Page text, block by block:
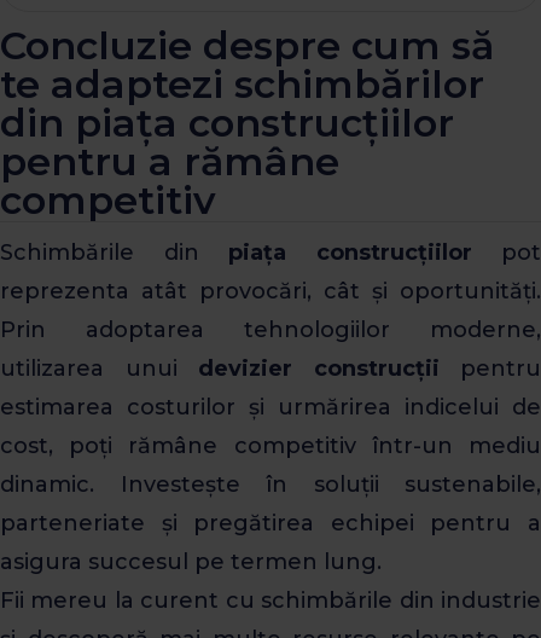
Concluzie despre cum să
te adaptezi schimbărilor
din piața construcțiilor
pentru a rămâne
competitiv
Schimbările din piața construcțiilor pot
reprezenta atât provocări, cât și oportunități.
Prin adoptarea tehnologiilor moderne,
utilizarea unui devizier construcții pentru
estimarea costurilor și urmărirea indicelui de
cost, poți rămâne competitiv într-un mediu
dinamic. Investește în soluții sustenabile,
parteneriate și pregătirea echipei pentru a
asigura succesul pe termen lung.
Fii mereu la curent cu schimbările din industrie